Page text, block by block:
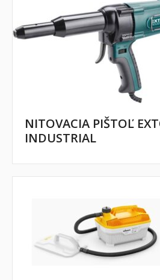
NITOVACIA PIŠTOĽ
INDUSTRIAL